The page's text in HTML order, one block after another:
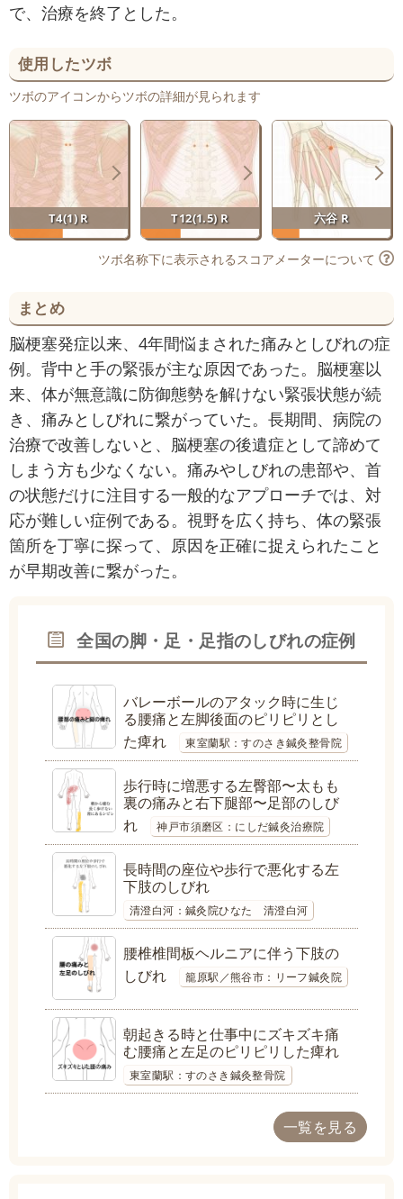
で、治療を終了とした。
使用したツボ
ツボのアイコンからツボの詳細が見られます
T4(1) R T12(1.5) R 六谷 R
ツボ名称下に表示されるスコアメーターについて
まとめ
脳梗塞発症以来、4年間悩まされた痛みとしびれの症
例。背中と手の緊張が主な原因であった。脳梗塞以
来、体が無意識に防御態勢を解けない緊張状態が続
き、痛みとしびれに繋がっていた。長期間、病院の
治療で改善しないと、脳梗塞の後遺症として諦めて
しまう方も少なくない。痛みやしびれの患部や、首
の状態だけに注目する一般的なアプローチでは、対
応が難しい症例である。視野を広く持ち、体の緊張
箇所を丁寧に探って、原因を正確に捉えられたこと
が早期改善に繋がった。
全国の脚・足・足指のしびれの症例
バレーボールのアタック時に生じ
る腰痛と左脚後面のピリピリとし
た痺れ
東室蘭駅：すのさき鍼灸整骨院
歩行時に増悪する左臀部〜太もも
裏の痛みと右下腿部〜足部のしび
れ
神戸市須磨区：にしだ鍼灸治療院
長時間の座位や歩行で悪化する左
下肢のしびれ
清澄白河：鍼灸院ひなた 清澄白河
腰椎椎間板ヘルニアに伴う下肢の
しびれ
籠原駅／熊谷市：リーフ鍼灸院
朝起きる時と仕事中にズキズキ痛
む腰痛と左足のピリピリした痺れ
東室蘭駅：すのさき鍼灸整骨院
一覧を見る